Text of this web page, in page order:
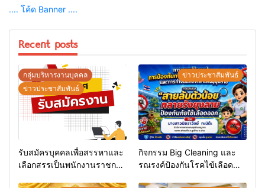
.... โค้ด Banner ....
Recent posts
กลุ่มบริหารงานบุคคล
ข่าวประชาสัมพันธ์
รับสมัครบุคคลเพื่อสรรหาและ
เลือกสรรเป็นพนักงานราชการ
ข่าวประชาสัมพันธ์
กิจกรรม Big Cleaning และ
รณรงค์ป้องกันโรคไข้เลือด